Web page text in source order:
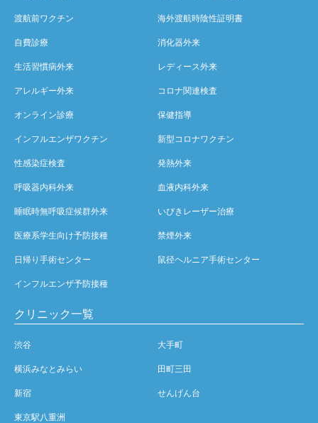
渡航前ワクチン 海外渡航時陰性証明書
自費診療 消化器外来
生活習慣病外来 レディース外来
アレルギー外来 コロナ関連検査
オンライン診療 保健指導
インフルエンザワクチン 新型コロナワクチン
性感染症検査 発熱外来
呼吸器内科外来 血液内科外来
睡眠時無呼吸症候群外来 いびきレーザー治療
医療系学生向け予防接種 禁煙外来
日帰り手術センター 鼠径ヘルニア手術センター
インフルエンザ予防接種
クリニック一覧
渋谷 大手町
横浜みなとみらい 田町三田
新宿 せんげん台
東京駅八重洲